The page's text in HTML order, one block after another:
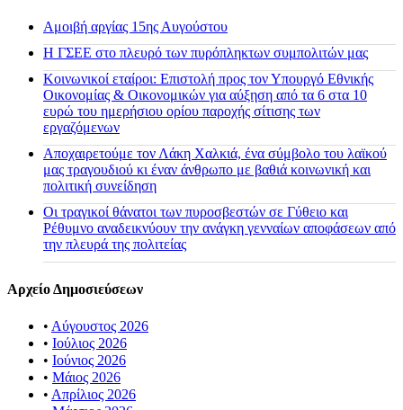
Αμοιβή αργίας 15ης Αυγούστου
H ΓΣΕΕ στο πλευρό των πυρόπληκτων συμπολιτών μας
Κοινωνικοί εταίροι: Επιστολή προς τον Υπουργό Εθνικής
Οικονομίας & Οικονομικών για αύξηση από τα 6 στα 10
ευρώ του ημερήσιου ορίου παροχής σίτισης των
εργαζόμενων
Αποχαιρετούμε τον Λάκη Χαλκιά, ένα σύμβολο του λαϊκού
μας τραγουδιού κι έναν άνθρωπο με βαθιά κοινωνική και
πολιτική συνείδηση
Οι τραγικοί θάνατοι των πυροσβεστών σε Γύθειο και
Ρέθυμνο αναδεικνύουν την ανάγκη γενναίων αποφάσεων από
την πλευρά της πολιτείας
Αρχείο Δημοσιεύσεων
• Αύγουστος 2026
• Ιούλιος 2026
• Ιούνιος 2026
• Μάιος 2026
• Απρίλιος 2026